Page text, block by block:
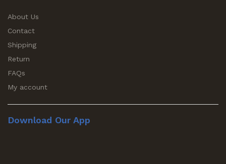
About Us
Contact
Shipping
Return
FAQs
My account
Download Our App